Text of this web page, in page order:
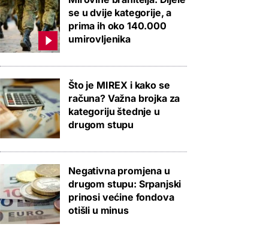
se u dvije kategorije, a
prima ih oko 140.000
umirovljenika
Što je MIREX i kako se
računa? Važna brojka za
kategoriju štednje u
drugom stupu
Negativna promjena u
drugom stupu: Srpanjski
prinosi većine fondova
otišli u minus